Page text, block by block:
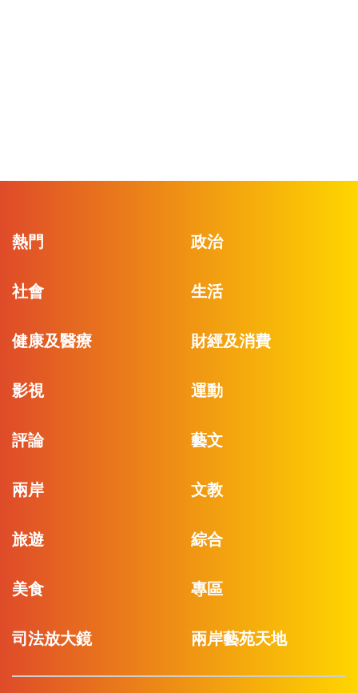
熱門 政治
社會 生活
健康及醫療 財經及消費
影視 運動
評論 藝文
兩岸 文教
旅遊 綜合
美食 專區
司法放大鏡 兩岸藝苑天地